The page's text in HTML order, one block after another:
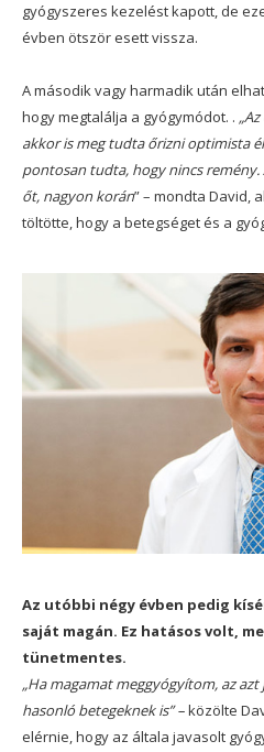
gyógyszeres kezelést kapott, de
évben ötször esett vissza.
A második vagy harmadik után
hogy megtalálja a gyógymódot. .
akkor is meg tudta őrizni optimista
pontosan tudta, hogy nincs
őt, nagyon korán” – mondta David,
töltötte, hogy a betegséget és a
Az utóbbi négy évben pedig
saját magán. Ez hatásos volt,
tünetmentes.
„Ha magamat meggyógyítom, az
hasonló betegeknek is” –közölte
elérnie, hogy az általa javasolt